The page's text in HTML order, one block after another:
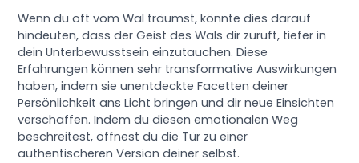
Wenn du oft vom Wal träumst, könnte dies darauf
hindeuten, dass der Geist des Wals dir zuruft, tiefer in
dein Unterbewusstsein einzutauchen. Diese
Erfahrungen können sehr transformative Auswirkungen
haben, indem sie unentdeckte Facetten deiner
Persönlichkeit ans Licht bringen und dir neue Einsichten
verschaffen. Indem du diesen emotionalen Weg
beschreitest, öffnest du die Tür zu einer
authentischeren Version deiner selbst.